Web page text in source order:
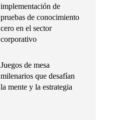
implementación de
pruebas de conocimiento
cero en el sector
corporativo
Juegos de mesa
milenarios que desafían
la mente y la estrategia